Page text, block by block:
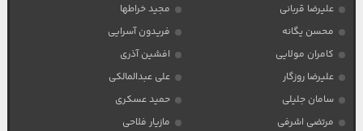
علیرضا قربانی
مجید خراطها
محسن یگانه
فریدون آسرایی
کامران مولایی
افشین آذری
علیرضا روزگار
علی عبدالمالکی
سامان جلیلی
حمید عسکری
مرتضی اشرفی
مازیار فلاحی